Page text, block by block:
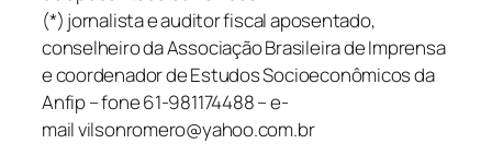
(*) jornalista e auditor fiscal aposentado,
conselheiro da Associação Brasileira de Imprensa
e coordenador de Estudos Socioeconômicos da
Anfip – fone 61-981174488 – e-
mail vilsonromero@yahoo.com.br